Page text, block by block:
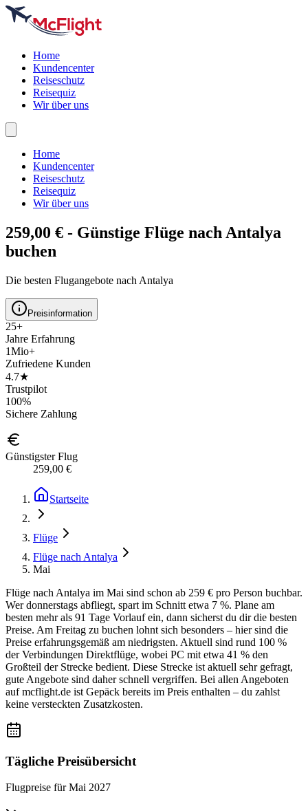
Home
Kundencenter
Reiseschutz
Reisequiz
Wir über uns
Home
Kundencenter
Reiseschutz
Reisequiz
Wir über uns
259,00 € - Günstige Flüge nach Antalya
buchen
Die besten Flugangebote nach Antalya
Preisinformation
25+
Jahre Erfahrung
1Mio+
Zufriedene Kunden
4.7★
Trustpilot
100%
Sichere Zahlung
Günstigster Flug
259,00 €
Startseite
Flüge
Flüge nach Antalya
Mai
Flüge nach Antalya im Mai sind schon ab 259 € pro Person buchbar.
Wer donnerstags abfliegt, spart im Schnitt etwa 7 %. Plane am
besten mehr als 91 Tage Vorlauf ein, dann sicherst du dir die besten
Preise. Am Freitag zu buchen lohnt sich besonders – hier sind die
Preise erfahrungsgemäß am niedrigsten. Aktuell sind rund 100 %
der Verbindungen Direktflüge, wobei PC mit etwa 41 % den
Großteil der Strecke bedient. Diese Strecke ist aktuell sehr gefragt,
gute Angebote sind daher schnell vergriffen. Bei allen Angeboten
auf mcflight.de ist Gepäck bereits im Preis enthalten – du zahlst
keine versteckten Zusatzkosten.
Tägliche Preisübersicht
Flugpreise fürMai 2027